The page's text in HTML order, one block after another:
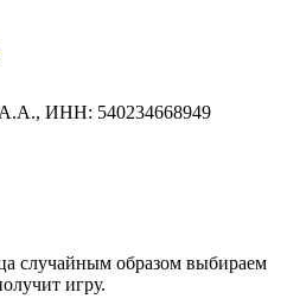
ИНН: 540234668949
случайным образом выбираем
игру.